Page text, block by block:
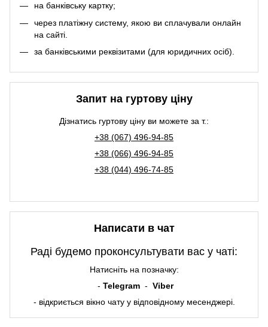
на банківську картку;
через платіжну систему, якою ви сплачували онлайн
на сайті.
за банківськими реквізитами (для юридичних осіб).
Запит на гуртову ціну
Дізнатись гуртову ціну ви можете за т.:
+38 (067) 496-94-85
+38 (066) 496-94-85
+38 (044) 496-74-85
Написати в чат
Раді будемо проконсультувати вас у чаті:
Натисніть на позначку:
- Telegram - Viber
- відкриється вікно чату у відповідному месенджері.